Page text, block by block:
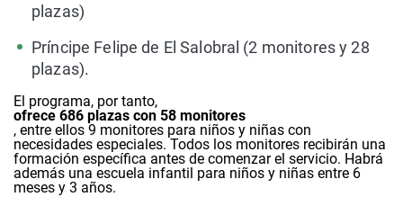
plazas)
Príncipe Felipe de El Salobral (2 monitores y 28
plazas).
El programa, por tanto,
ofrece 686 plazas con 58 monitores
, entre ellos 9 monitores para niños y niñas con
necesidades especiales. Todos los monitores recibirán una
formación específica antes de comenzar el servicio. Habrá
además una escuela infantil para niños y niñas entre 6
meses y 3 años.